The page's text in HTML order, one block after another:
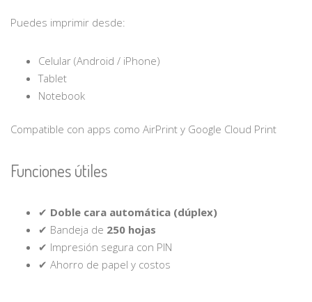
Puedes imprimir desde:
Celular (Android / iPhone)
Tablet
Notebook
Compatible con apps como AirPrint y Google Cloud Print
Funciones útiles
✔ Doble cara automática (dúplex)
✔ Bandeja de 250 hojas
✔ Impresión segura con PIN
✔ Ahorro de papel y costos